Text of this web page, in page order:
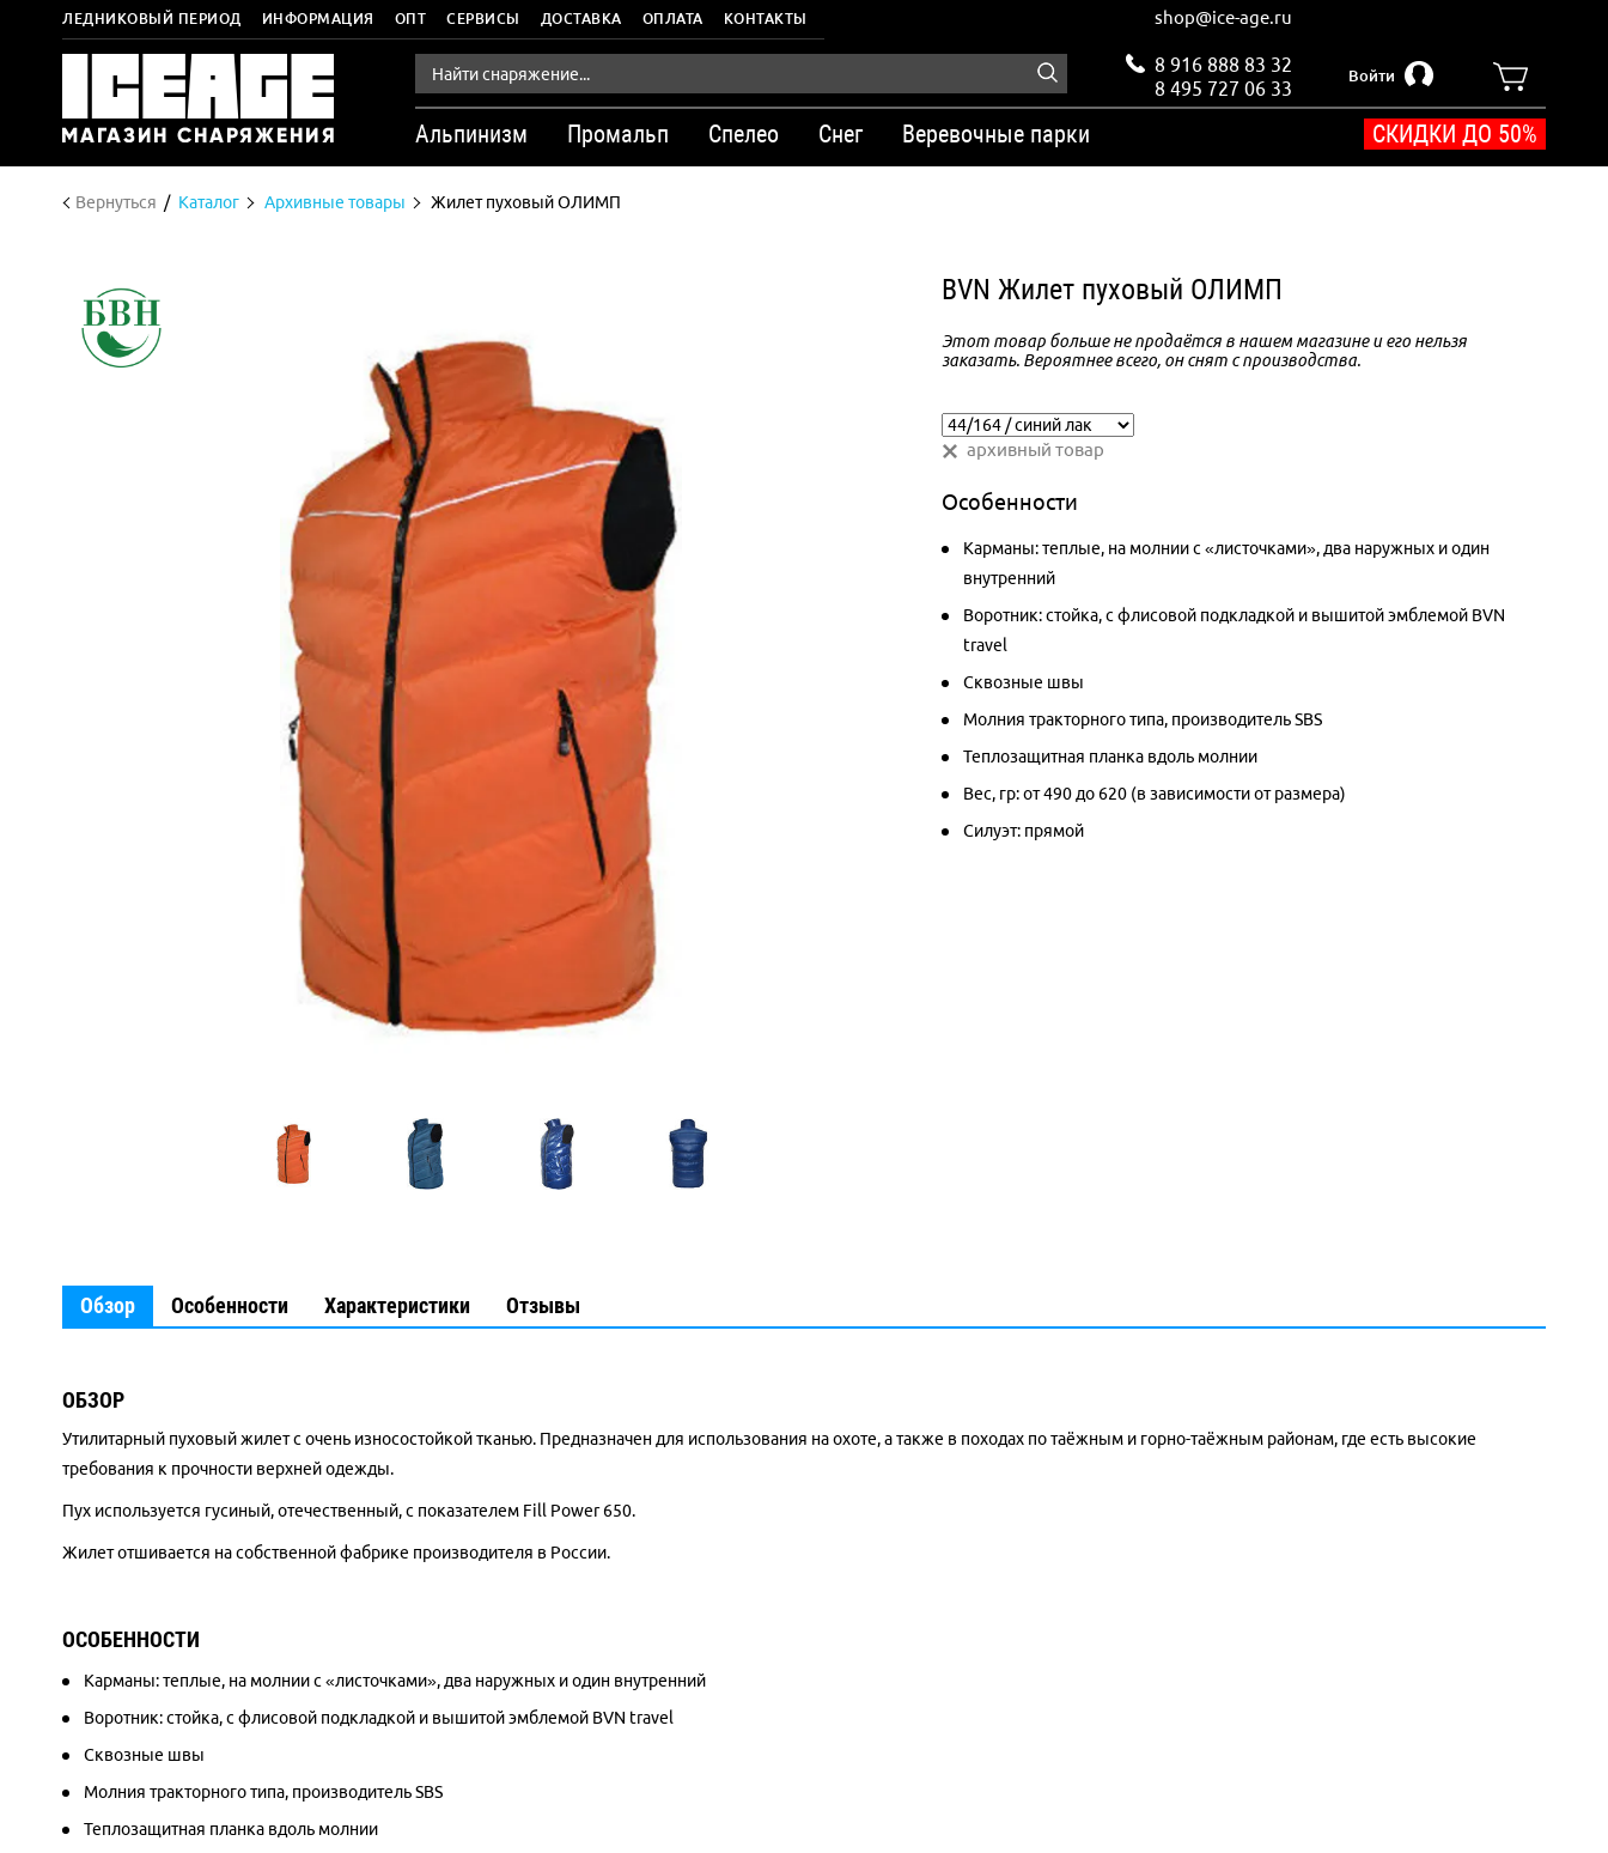
ЛЕДНИКОВЫЙ ПЕРИОД ИНФОРМАЦИЯ ОПТ СЕРВИСЫ ДОСТАВКА ОПЛАТА КОНТАКТЫ shop@ice-age.ru
8 916 888 83 32
8 495 727 06 33
Войти
Альпинизм Промальп Спелео Снег Веревочные парки СКИДКИ ДО 50%
Вернуться Каталог Архивные товары Жилет пуховый ОЛИМП
BVN Жилет пуховый ОЛИМП
Этот товар больше не продаётся в нашем магазине и его нельзя
заказать. Вероятнее всего, он снят с производства.
архивный товар
Особенности
Карманы: теплые, на молнии с «листочками», два наружных и один
внутренний
Воротник: стойка, с флисовой подкладкой и вышитой эмблемой BVN
travel
Сквозные швы
Молния тракторного типа, производительSBS
Теплозащитная планка вдоль молнии
Вес, гр: от 490 до 620 (в зависимости от размера)
Силуэт: прямой
Обзор Особенности Характеристики Отзывы
ОБЗОР
Утилитарный пуховый жилет с очень износостойкой тканью. Предназначен для использования на охоте, а также в походах по таёжным и горно-таёжным районам, где есть высокие
требования к прочности верхней одежды.
Пух используется гусиный, отечественный, с показателем Fill Power 650.
Жилет отшивается на собственной фабрике производителя в России.
ОСОБЕННОСТИ
Карманы: теплые, на молнии с «листочками», два наружных и один внутренний
Воротник: стойка, с флисовой подкладкой и вышитой эмблемой BVN travel
Сквозные швы
Молния тракторного типа, производительSBS
Теплозащитная планка вдоль молнии